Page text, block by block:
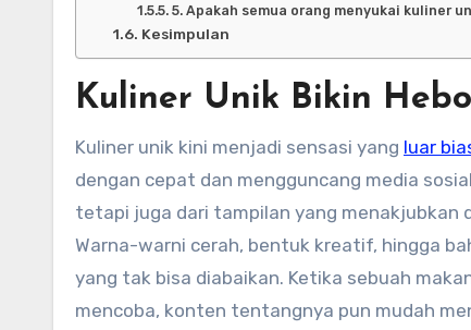
5. Apakah semua orang menyukai kuliner
Kesimpulan
Kuliner Unik Bikin
Kuliner unik kini menjadi sensasi yang luar
dengan cepat dan mengguncang media
tetapi juga dari tampilan yang menakjubkan
Warna-warni cerah, bentuk kreatif, hingga
yang tak bisa diabaikan. Ketika sebuah
mencoba, konten tentangnya pun mudah